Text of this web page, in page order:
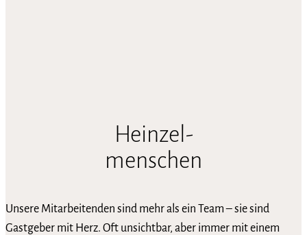
Heinzel-
menschen
Unsere Mitarbeitenden sind mehr als ein Team – sie sind
Gastgeber mit Herz. Oft unsichtbar, aber immer mit einem